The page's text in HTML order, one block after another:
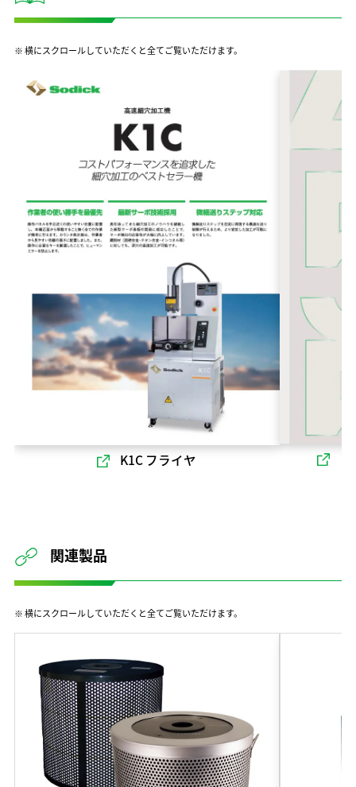
※ 横にスクロールしていただくと全てご覧いただけます。
K1C フライヤ
関連製品
※ 横にスクロールしていただくと全てご覧いただけます。